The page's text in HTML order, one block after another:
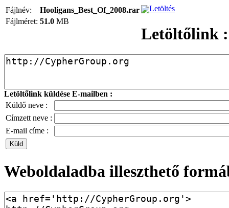
Fájlnév:
Hooligans_Best_Of_2008.rar
Fájlméret: 51.0 MB
Letöltés
Letöltőlink :
Letöltőlink küldése E-mailben :
Küldő neve :
Címzett neve :
E-mail címe :
Weboldaladba illeszthető